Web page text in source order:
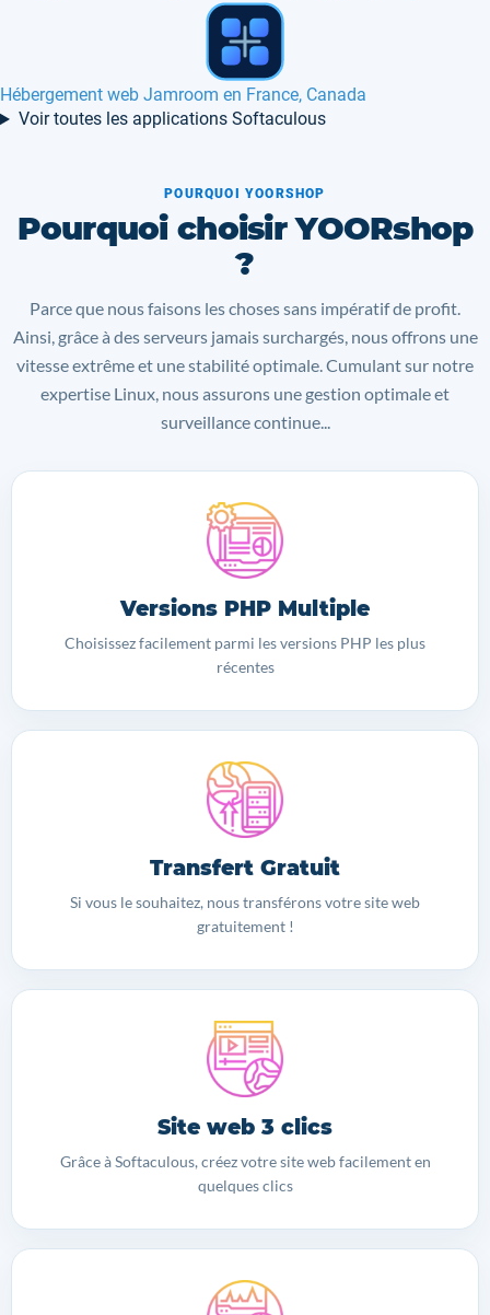
Hébergement web FluxBB en France
Voir toutes les applications Softaculous
POURQUOI YOORSHOP
Pourquoi choisir YOORshop
?
Parce que nous faisons les choses sans impératif de profit.
Ainsi, grâce à des serveurs jamais surchargés, nous offrons une
vitesse extrême et une stabilité optimale. Cumulant sur notre
expertise Linux, nous assurons une gestion optimale et
surveillance continue...
Versions PHP Multiple
Choisissez facilement parmi les versions PHP les plus
récentes
Transfert Gratuit
Si vous le souhaitez, nous transférons votre site web
gratuitement !
Site web 3 clics
Grâce à Softaculous, créez votre site web facilement en
quelques clics